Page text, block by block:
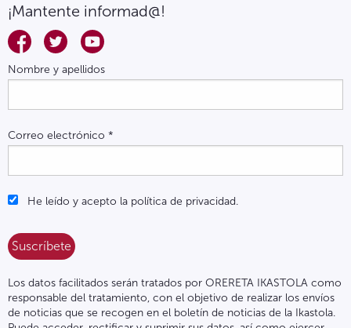
¡Mantente informad@!
Nombre y apellidos
Correo electrónico *
He leído y acepto la política de privacidad.
Los datos facilitados serán tratados por ORERETA IKASTOLA como
responsable del tratamiento, con el objetivo de realizar los envíos
de noticias que se recogen en el boletín de noticias de la Ikastola.